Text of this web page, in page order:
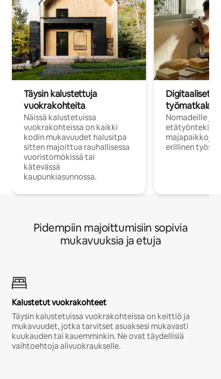
Täysin kalustettuja
vuokrakohteita
Näissä kalustetuissa
vuokrakohteissa on kaikki
kodin mukavuudet halusitpa
sitten majoittua rauhallisessa
vuoristomökissä tai
kätevässä
kaupunkiasunnossa.
Digitaaliset
Nomadeille ja
majapaikkoja,
erillinen
Pidempiin majoittumisiin sopivia
mukavuuksia ja etuja
Kalustetut vuokrakohteet
Täysin kalustetuissa vuokrakohteissa on keittiö ja
mukavuudet, jotka tarvitset asuaksesi mukavasti
kuukauden tai kauemminkin. Ne ovat täydellisiä
vaihtoehtoja alivuokraukselle.